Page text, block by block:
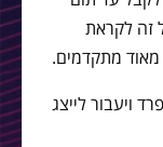
זה לקראת
מתקדמים.
ויעבור לייצג